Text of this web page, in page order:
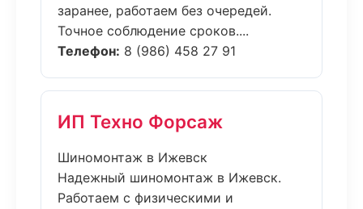
заранее, работаем без очередей.
Точное соблюдение сроков....
Телефон: 8 (986) 458 27 91
ИП Техно Форсаж
Шиномонтаж в Ижевск
Надежный шиномонтаж в Ижевск.
Работаем с физическими и